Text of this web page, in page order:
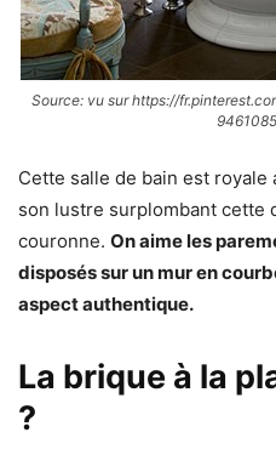
Source: vu sur https://
Cette salle de bain est
son lustre surplombant cette
couronne. On aime les
disposés sur un mur en
aspect authentique.
La brique à la
?